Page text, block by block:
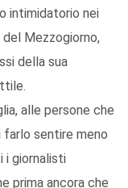
intimidatorio nei
Mezzogiorno,
della sua
alle persone che
sentire meno
i giornalisti
prima ancora che